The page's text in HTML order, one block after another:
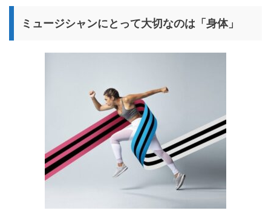
ミュージシャンにとって大切なのは「身体」